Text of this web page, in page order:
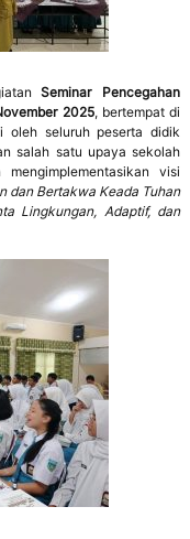
Seminar Pencegahan
2025, bertempat di
oleh seluruh peserta didik
salah satu upaya sekolah
visi
dan Bertakwa Keada Tuhan
Lingkungan, Adaptif, dan